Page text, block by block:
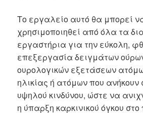
Το εργαλείο αυτό θα μπορεί
χρησιμοποιηθεί από όλα τα
εργαστήρια για την εύκολη,
επεξεργασία δειγμάτων
ουρολογικών εξετάσεων
ηλικίας ή ατόμων που
υψηλού κινδύνου, ώστε να
η ύπαρξη καρκινικού όγκου